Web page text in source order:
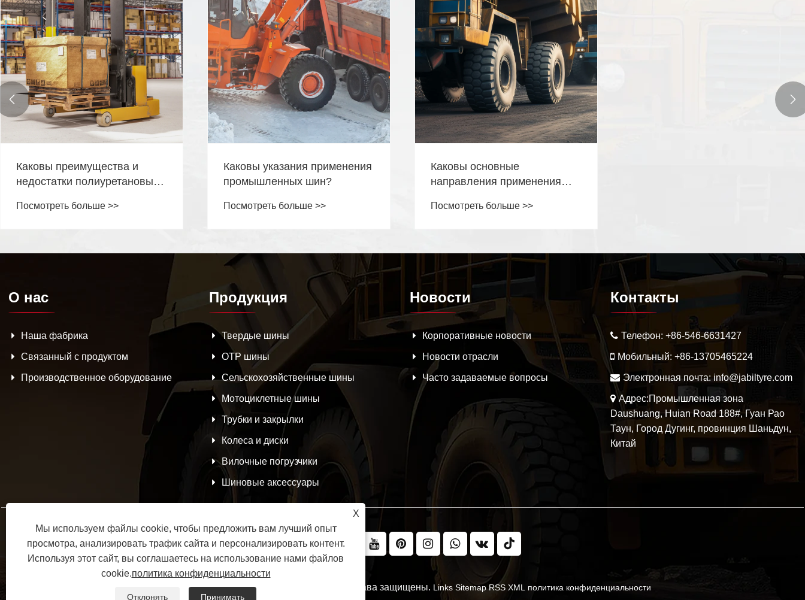
Каковы преимущества и
недостатки полиуретановых
Посмотреть больше >>
Каковы указания применения
промышленных шин?
Посмотреть больше >>
Каковы основные
направления применения
оборудования?
Посмотреть больше >>
 
О нас
Наша фабрика
Связанный с продуктом
Производственное оборудование
Продукция
Твердые шины
ОТР шины
Сельскохозяйственные шины
Мотоциклетные шины
Трубки и закрылки
Колеса и диски
Вилочные погрузчики
Шиновые аксессуары
Новости
Корпоративные новости
Новости отрасли
Часто задаваемые вопросы
Контакты
Телефон: +86-546-6631427
Мобильный: +86-13705465224
Электронная почта: info@jabiltyre.com
Адрес:Промышленная зона
Daushuang, Huian Road 188#, Гуан Рао
Таун, Город Дугинг, провинция Шаньдун,
Китай
Copyright © 2025 JABIL Rubber Co., Ltd. Все права защищены. Links Sitemap RSS XML политика конфиденциальности
X
Мы используем файлы cookie, чтобы предложить вам лучший опыт
просмотра, анализировать трафик сайта и персонализировать контент.
Используя этот сайт, вы соглашаетесь на использование нами файлов
cookie.политика конфиденциальности
Отклонять Принимать